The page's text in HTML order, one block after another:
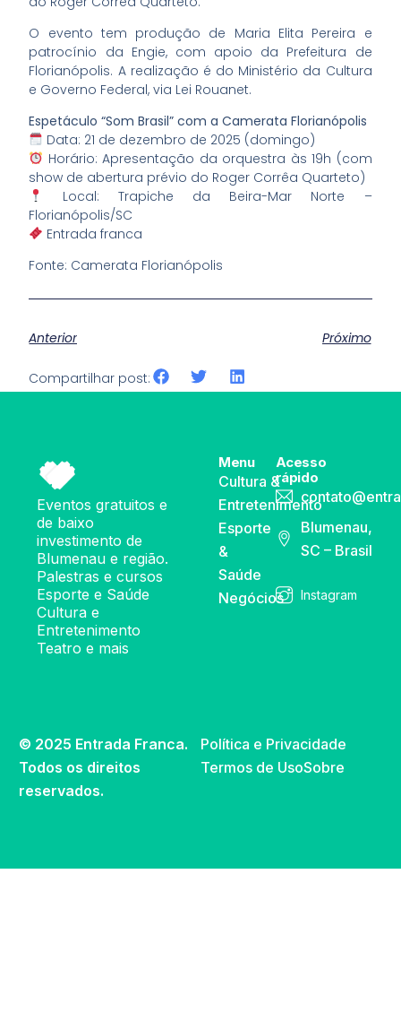
O evento tem produção de Maria Elita Pereira e
patrocínio da Engie, com apoio da Prefeitura de
Florianópolis. A realização é do Ministério da Cultura
e Governo Federal, via Lei Rouanet.
Espetáculo “Som Brasil” com a Camerata Florianópolis
Data: 21 de dezembro de 2025 (domingo)
Horário: Apresentação da orquestra às 19h (com
show de abertura prévio do Roger Corrêa Quarteto)
Local: Trapiche da Beira-Mar Norte –
Florianópolis/SC
Entrada franca
Fonte: Camerata Florianópolis
Anterior Próximo
Compartilhar post:
Eventos gratuitos e
de baixo
investimento de
Blumenau e região.
Palestras e cursos
Esporte e Saúde
Cultura e
Entretenimento
Teatro e mais
Menu
Cultura &
Entretenimento
Esporte
&
Saúde
Negócios
Acesso
rápido
Blumenau,
SC – Brasil
Instagram
© 2025 Entrada Franca.
Todos os direitos
reservados.
Política e Privacidade
Termos de UsoSobre